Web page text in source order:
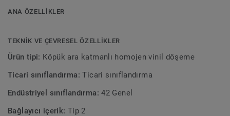
ANA ÖZELLİKLER
TEKNIK VE ÇEVRESEL ÖZELLIKLER
Ürün tipi: Köpük ara katmanlı homojen vinil döşeme
Ticari sınıflandırma:Ticari sınıflandırma
Endüstriyel sınıflandırma:42 Genel
Bağlayıcı içerik: Tip 2